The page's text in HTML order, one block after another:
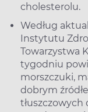
cholesterolu.
Według
Instytutu
Towarzystwa
tygodniu
morszczuki,
dobrym
tłuszczowych